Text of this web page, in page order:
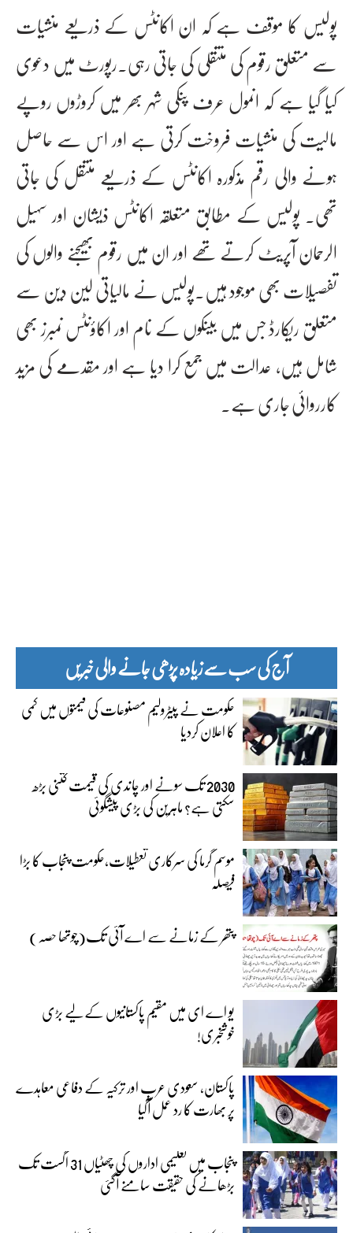
پولیس کا موقف ہے کہ ان اکانٹس کے ذریعے منشیات
سے متعلق رقوم کی منتقلی کی جاتی رہی۔رپورٹ میں دعوی
کیا گیا ہے کہ انمول عرف پنکی شہر بھر میں کروڑوں روپے
مالیت کی منشیات فروخت کرتی ہے اور اس سے حاصل
ہونے والی رقم مذکورہ اکانٹس کے ذریعے منتقل کی جاتی
تھی۔ پولیس کے مطابق متعلقہ اکانٹس ذیشان اور سہیل
الرحمان آپریٹ کرتے تھے اور ان میں رقوم بھیجنے والوں کی
تفصیلات بھی موجود ہیں۔پولیس نے مالیاتی لین دین سے
متعلق ریکارڈ جس میں بینکوں کے نام اور اکاؤنٹس نمبرز بھی
شامل ہیں، عدالت میں جمع کرا دیا ہے اور مقدمے کی مزید
کارروائی جاری ہے۔
آج کی سب سے زیادہ پڑھی جانے والی خبریں
حکومت نے پیٹرولیم مصنوعات کی قیمتوں میں کمی
کا اعلان کردیا
2030 تک سونے اور چاندی کی قیمت کتنی بڑھ
سکتی ہے؟ ماہرین کی بڑی پیشگوئی
موسم گرما کی سرکاری تعطیلات،حکومت پنجاب کا بڑا
فیصلہ
پتھر کے زمانے سے اے آئی تک(چوتھا حصہ)
یو اے ای میں مقیم پاکستانیوں کے لیے بڑی
خوشخبری!
پاکستان، سعودی عرب اور ترکیہ کے دفاعی معاہدے
پر بھارت کا رد عمل آگیا
پنجاب میں تعلیمی اداروں کی چھٹیاں 31 اگست تک
بڑھانے کی حقیقت سامنے آگئی